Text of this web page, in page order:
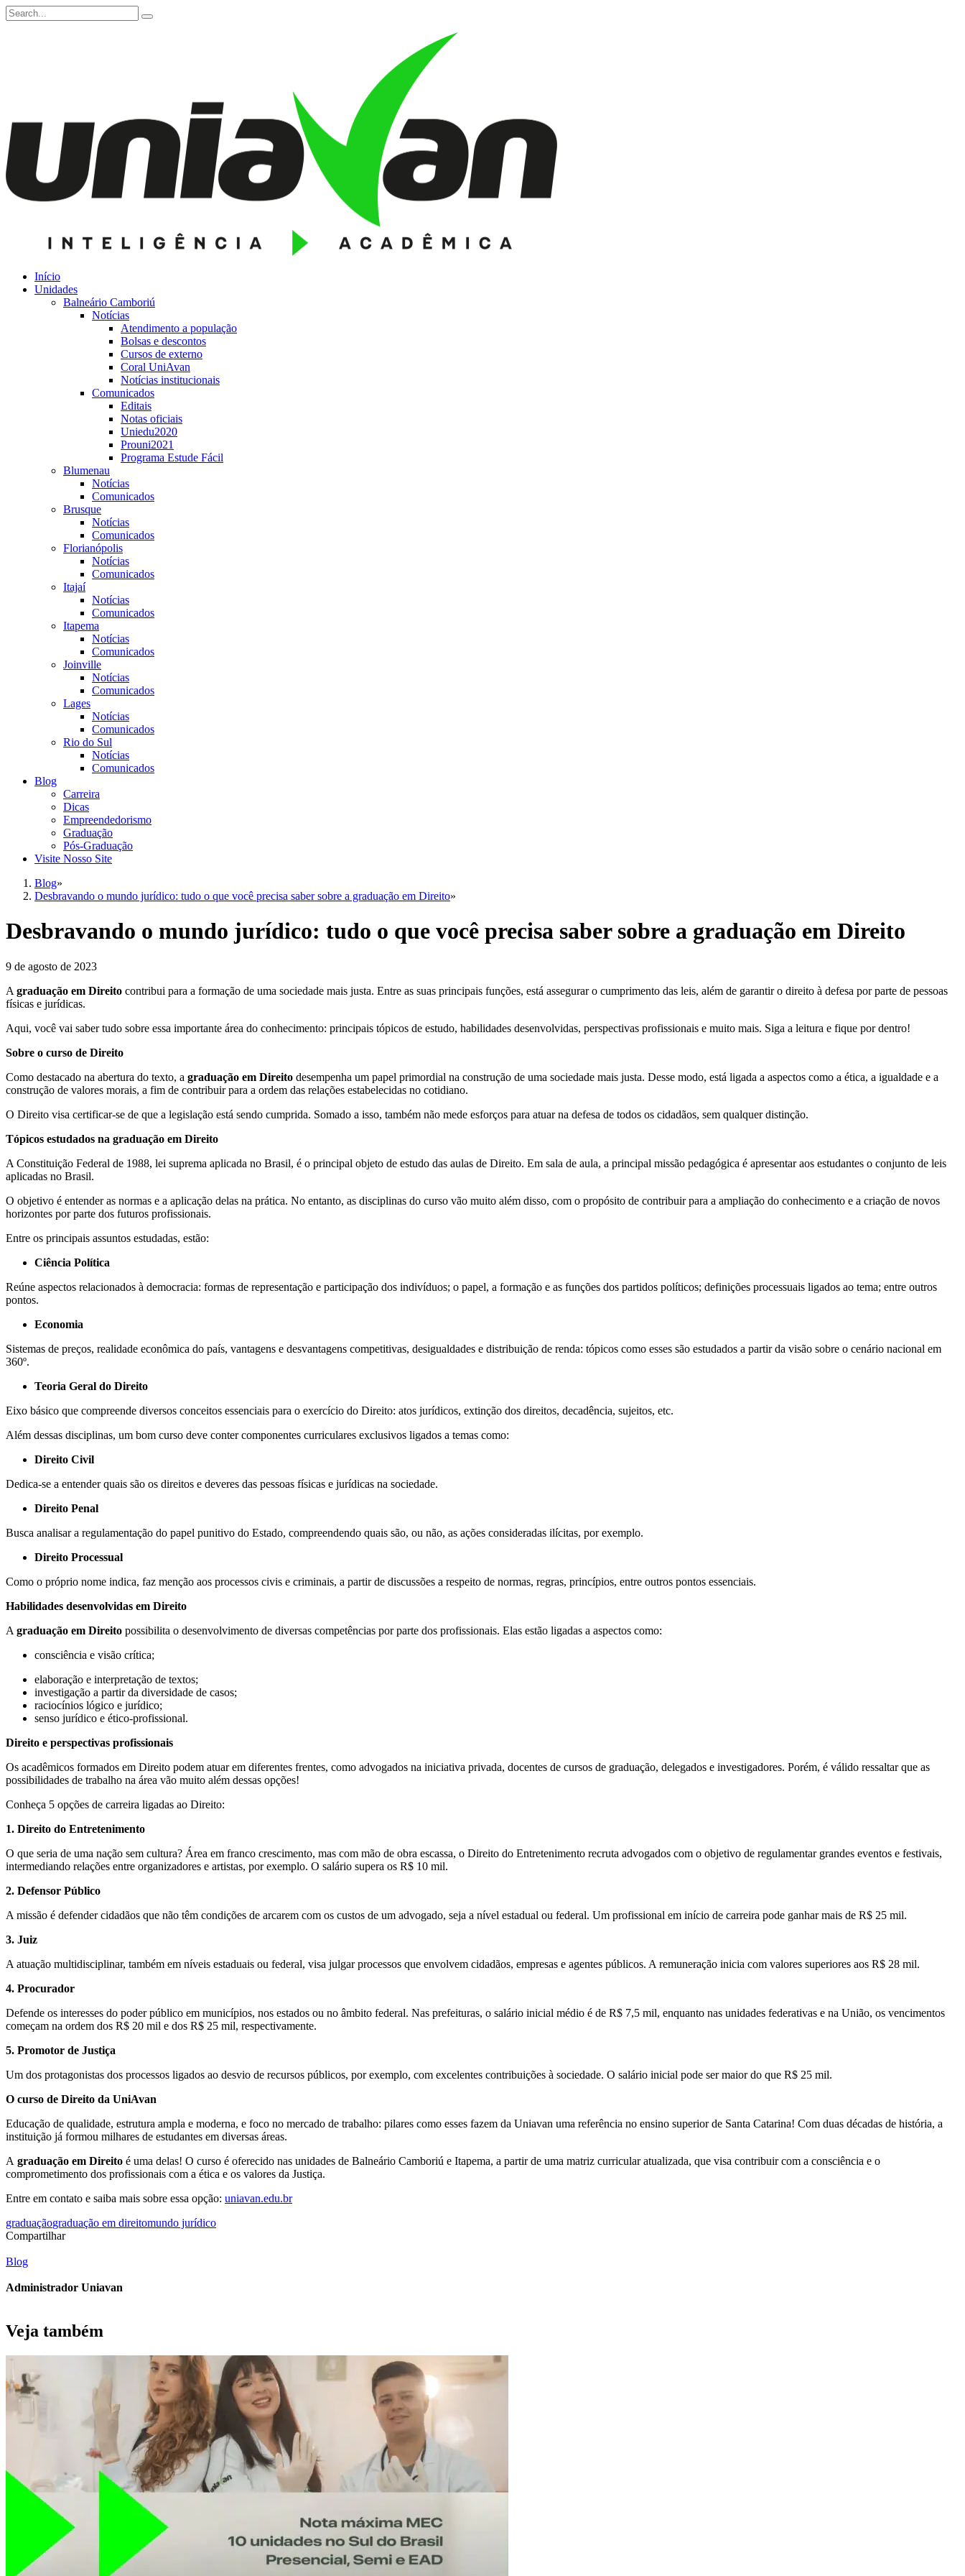
Início
Unidades
Balneário Camboriú
Notícias
Atendimento a população
Bolsas e descontos
Cursos de externo
Coral UniAvan
Notícias institucionais
Comunicados
Editais
Notas oficiais
Uniedu2020
Prouni2021
Programa Estude Fácil
Blumenau
Notícias
Comunicados
Brusque
Notícias
Comunicados
Florianópolis
Notícias
Comunicados
Itajaí
Notícias
Comunicados
Itapema
Notícias
Comunicados
Joinville
Notícias
Comunicados
Lages
Notícias
Comunicados
Rio do Sul
Notícias
Comunicados
Blog
Carreira
Dicas
Empreendedorismo
Graduação
Pós-Graduação
Visite Nosso Site
Blog»
Desbravando o mundo jurídico: tudo o que você precisa saber sobre a graduação em Direito»
Desbravando o mundo jurídico: tudo o que você precisa saber sobre a graduação em Direito
9 de agosto de 2023
A graduação em Direito contribui para a formação de uma sociedade mais justa. Entre as suas principais funções, está assegurar o cumprimento das leis, além de garantir o direito à defesa por parte de pessoas
físicas e jurídicas.
Aqui, você vai saber tudo sobre essa importante área do conhecimento: principais tópicos de estudo, habilidades desenvolvidas, perspectivas profissionais e muito mais. Siga a leitura e fique por dentro!
Sobre o curso de Direito
Como destacado na abertura do texto, a graduação em Direito desempenha um papel primordial na construção de uma sociedade mais justa. Desse modo, está ligada a aspectos como a ética, a igualdade e a
construção de valores morais, a fim de contribuir para a ordem das relações estabelecidas no cotidiano.
O Direito visa certificar-se de que a legislação está sendo cumprida. Somado a isso, também não mede esforços para atuar na defesa de todos os cidadãos, sem qualquer distinção.
Tópicos estudados na graduação em Direito
A Constituição Federal de 1988, lei suprema aplicada no Brasil, é o principal objeto de estudo das aulas de Direito. Em sala de aula, a principal missão pedagógica é apresentar aos estudantes o conjunto de leis
aplicadas no Brasil.
O objetivo é entender as normas e a aplicação delas na prática. No entanto, as disciplinas do curso vão muito além disso, com o propósito de contribuir para a ampliação do conhecimento e a criação de novos
horizontes por parte dos futuros profissionais.
Entre os principais assuntos estudadas, estão:
Ciência Política
Reúne aspectos relacionados à democracia: formas de representação e participação dos indivíduos; o papel, a formação e as funções dos partidos políticos; definições processuais ligados ao tema; entre outros
pontos.
Economia
Sistemas de preços, realidade econômica do país, vantagens e desvantagens competitivas, desigualdades e distribuição de renda: tópicos como esses são estudados a partir da visão sobre o cenário nacional em
360º.
Teoria Geral do Direito
Eixo básico que compreende diversos conceitos essenciais para o exercício do Direito: atos jurídicos, extinção dos direitos, decadência, sujeitos, etc.
Além dessas disciplinas, um bom curso deve conter componentes curriculares exclusivos ligados a temas como:
Direito Civil
Dedica-se a entender quais são os direitos e deveres das pessoas físicas e jurídicas na sociedade.
Direito Penal
Busca analisar a regulamentação do papel punitivo do Estado, compreendendo quais são, ou não, as ações consideradas ilícitas, por exemplo.
Direito Processual
Como o próprio nome indica, faz menção aos processos civis e criminais, a partir de discussões a respeito de normas, regras, princípios, entre outros pontos essenciais.
Habilidades desenvolvidas em Direito
A graduação em Direito possibilita o desenvolvimento de diversas competências por parte dos profissionais. Elas estão ligadas a aspectos como:
consciência e visão crítica;
elaboração e interpretação de textos;
investigação a partir da diversidade de casos;
raciocínios lógico e jurídico;
senso jurídico e ético-profissional.
Direito e perspectivas profissionais
Os acadêmicos formados em Direito podem atuar em diferentes frentes, como advogados na iniciativa privada, docentes de cursos de graduação, delegados e investigadores. Porém, é válido ressaltar que as
possibilidades de trabalho na área vão muito além dessas opções!
Conheça 5 opções de carreira ligadas ao Direito:
1. Direito do Entretenimento
O que seria de uma nação sem cultura? Área em franco crescimento, mas com mão de obra escassa, o Direito do Entretenimento recruta advogados com o objetivo de regulamentar grandes eventos e festivais,
intermediando relações entre organizadores e artistas, por exemplo. O salário supera os R$ 10 mil.
2. Defensor Público
A missão é defender cidadãos que não têm condições de arcarem com os custos de um advogado, seja a nível estadual ou federal. Um profissional em início de carreira pode ganhar mais de R$ 25 mil.
3. Juiz
A atuação multidisciplinar, também em níveis estaduais ou federal, visa julgar processos que envolvem cidadãos, empresas e agentes públicos. A remuneração inicia com valores superiores aos R$ 28 mil.
4. Procurador
Defende os interesses do poder público em municípios, nos estados ou no âmbito federal. Nas prefeituras, o salário inicial médio é de R$ 7,5 mil, enquanto nas unidades federativas e na União, os vencimentos
começam na ordem dos R$ 20 mil e dos R$ 25 mil, respectivamente.
5. Promotor de Justiça
Um dos protagonistas dos processos ligados ao desvio de recursos públicos, por exemplo, com excelentes contribuições à sociedade. O salário inicial pode ser maior do que R$ 25 mil.
O curso de Direito da UniAvan
Educação de qualidade, estrutura ampla e moderna, e foco no mercado de trabalho: pilares como esses fazem da Uniavan uma referência no ensino superior de Santa Catarina! Com duas décadas de história, a
instituição já formou milhares de estudantes em diversas áreas.
A graduação em Direito é uma delas! O curso é oferecido nas unidades de Balneário Camboriú e Itapema, a partir de uma matriz curricular atualizada, que visa contribuir com a consciência e o
comprometimento dos profissionais com a ética e os valores da Justiça.
Entre em contato e saiba mais sobre essa opção: uniavan.edu.br
graduaçãograduação em direitomundo jurídico
Compartilhar
Blog
Administrador Uniavan
Veja também